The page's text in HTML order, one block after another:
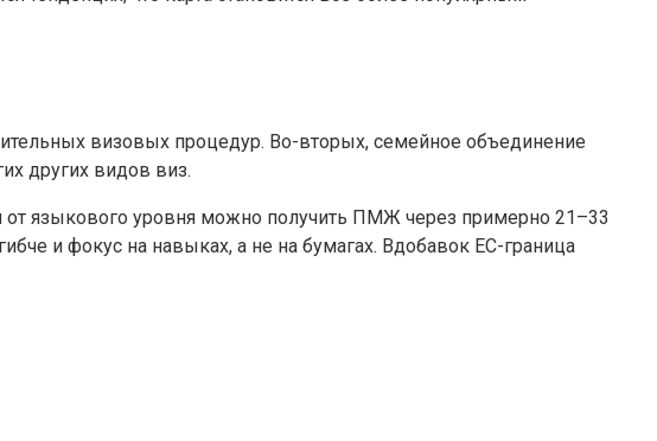
визовых процедур. Во-вторых, семейное объединение
других видов виз.
от языкового уровня можно получить ПМЖ через примерно 21–33
и фокус на навыках, а не на бумагах. Вдобавок ЕС-граница